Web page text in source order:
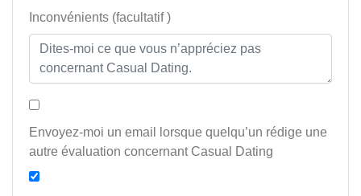
Inconvénients (facultatif )
Envoyez-moi un email lorsque quelqu’un rédige une
autre évaluation concernant Casual Dating